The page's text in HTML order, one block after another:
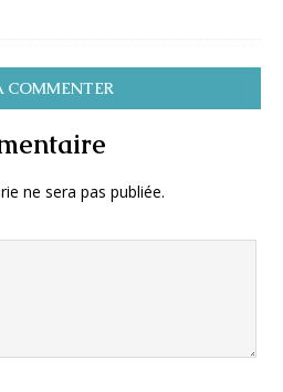
COMMENTER
ne sera pas publiée.